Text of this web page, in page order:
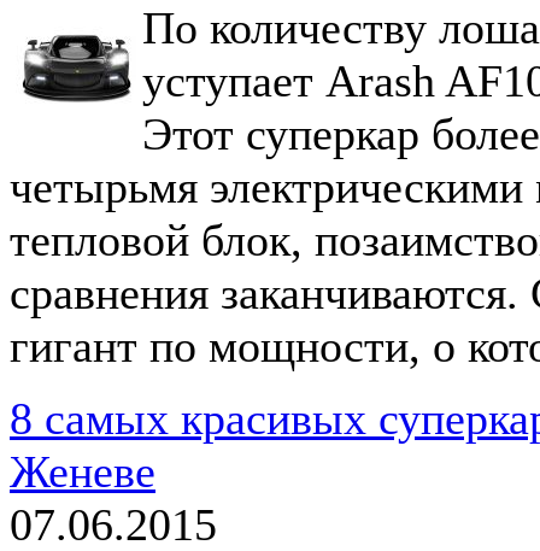
По количеству
уступает Arash
Этот суперкар
четырьмя
тепловой блок,
сравнения
гигант по мощности, о
8 самых красивых
Женеве
07.06.2015